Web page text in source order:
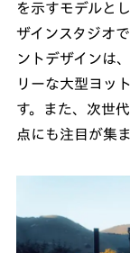
を示すモデルと
ザインスタジオ
ントデザインは
リーな大型ヨッ
す。また、次世
点にも注目が集